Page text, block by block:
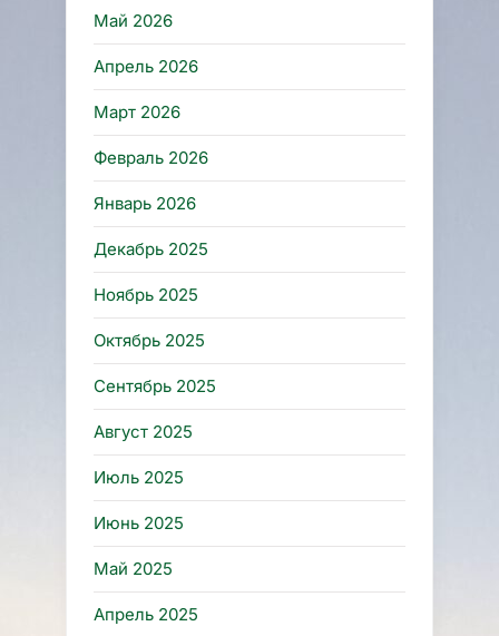
Май 2026
Апрель 2026
Март 2026
Февраль 2026
Январь 2026
Декабрь 2025
Ноябрь 2025
Октябрь 2025
Сентябрь 2025
Август 2025
Июль 2025
Июнь 2025
Май 2025
Апрель 2025